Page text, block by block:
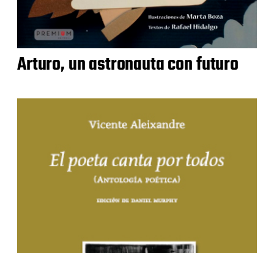
Arturo, un astronauta con futuro